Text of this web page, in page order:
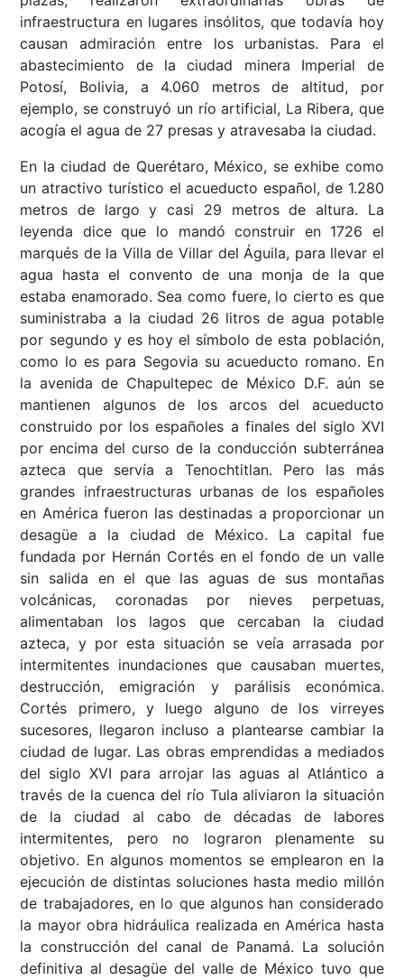
infraestructura en lugares insólitos, que todavía hoy
causan admiración entre los urbanistas. Para el
abastecimiento de la ciudad minera Imperial de
Potosí, Bolivia, a 4.060 metros de altitud, por
ejemplo, se construyó un río artificial, La Ribera, que
acogía el agua de 27 presas y atravesaba la ciudad.
En la ciudad de Querétaro, México, se exhibe como
un atractivo turístico el acueducto español, de 1.280
metros de largo y casi 29 metros de altura. La
leyenda dice que lo mandó construir en 1726 el
marqués de la Villa de Villar del Águila, para llevar el
agua hasta el convento de una monja de la que
estaba enamorado. Sea como fuere, lo cierto es que
suministraba a la ciudad 26 litros de agua potable
por segundo y es hoy el símbolo de esta población,
como lo es para Segovia su acueducto romano. En
la avenida de Chapultepec de México D.F. aún se
mantienen algunos de los arcos del acueducto
construido por los españoles a finales del siglo XVI
por encima del curso de la conducción subterránea
azteca que servía a Tenochtitlan. Pero las más
grandes infraestructuras urbanas de los españoles
en América fueron las destinadas a proporcionar un
desagüe a la ciudad de México. La capital fue
fundada por Hernán Cortés en el fondo de un valle
sin salida en el que las aguas de sus montañas
volcánicas, coronadas por nieves perpetuas,
alimentaban los lagos que cercaban la ciudad
azteca, y por esta situación se veía arrasada por
intermitentes inundaciones que causaban muertes,
destrucción, emigración y parálisis económica.
Cortés primero, y luego alguno de los virreyes
sucesores, llegaron incluso a plantearse cambiar la
ciudad de lugar. Las obras emprendidas a mediados
del siglo XVI para arrojar las aguas al Atlántico a
través de la cuenca del río Tula aliviaron la situación
de la ciudad al cabo de décadas de labores
intermitentes, pero no lograron plenamente su
objetivo. En algunos momentos se emplearon en la
ejecución de distintas soluciones hasta medio millón
de trabajadores, en lo que algunos han considerado
la mayor obra hidráulica realizada en América hasta
la construcción del canal de Panamá. La solución
definitiva al desagüe del valle de México tuvo que